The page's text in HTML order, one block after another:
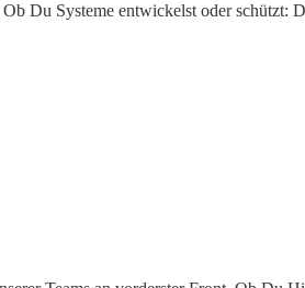
Du Systeme entwickelst oder schützt: